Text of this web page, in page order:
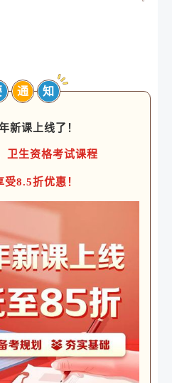
通 知
新课上线了！
卫生资格考试课程
8.5折优惠！